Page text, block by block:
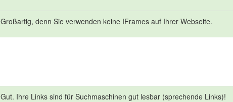
Großartig, denn Sie verwenden keine IFrames auf Ihrer Webseite.
Gut. Ihre Links sind für Suchmaschinen gut lesbar (sprechende Links)!